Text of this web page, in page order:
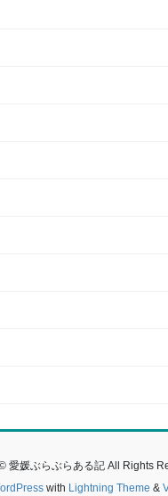
愛媛ぶらぶらある記 All Rights
with Lightning Theme &